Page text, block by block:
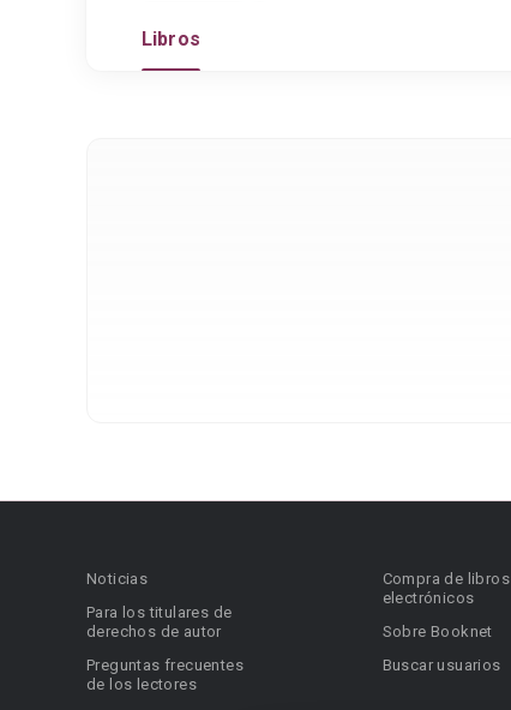
Libros
Noticias
Para los titulares de
derechos de autor
Preguntas frecuentes
de los lectores
Compra de libros
electrónicos
Sobre Booknet
Buscar usuarios